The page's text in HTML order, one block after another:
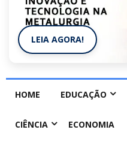
LEIA AGORA!
HOME EDUCAÇÃO
CIÊNCIA ECONOMIA